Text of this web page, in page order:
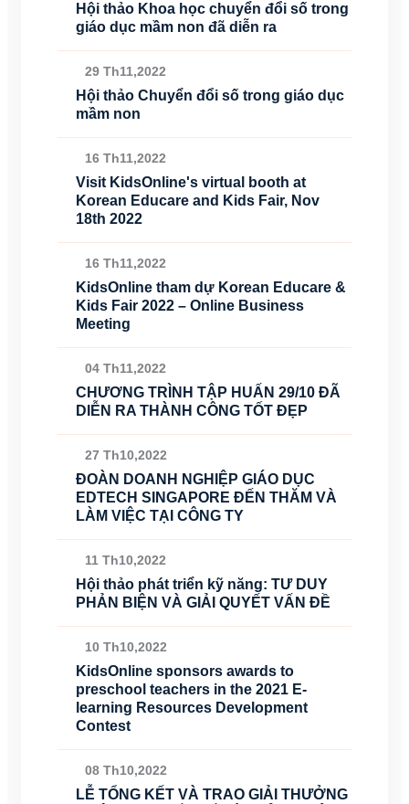
Hội thảo Khoa học chuyển đổi số trong
giáo dục mầm non đã diễn ra
29 Th11,2022
Hội thảo Chuyển đổi số trong giáo dục
mầm non
16 Th11,2022
Visit KidsOnline's virtual booth at
Korean Educare and Kids Fair, Nov
18th 2022
16 Th11,2022
KidsOnline tham dự Korean Educare &
Kids Fair 2022 – Online Business
Meeting
04 Th11,2022
CHƯƠNG TRÌNH TẬP HUẤN 29/10 ĐÃ
DIỄN RA THÀNH CÔNG TỐT ĐẸP
27 Th10,2022
ĐOÀN DOANH NGHIỆP GIÁO DỤC
EDTECH SINGAPORE ĐẾN THĂM VÀ
LÀM VIỆC TẠI CÔNG TY
11 Th10,2022
Hội thảo phát triển kỹ năng: TƯ DUY
PHẢN BIỆN VÀ GIẢI QUYẾT VẤN ĐỀ
10 Th10,2022
KidsOnline sponsors awards to
preschool teachers in the 2021 E-
learning Resources Development
Contest
08 Th10,2022
LỄ TỔNG KẾT VÀ TRAO GIẢI THƯỞNG